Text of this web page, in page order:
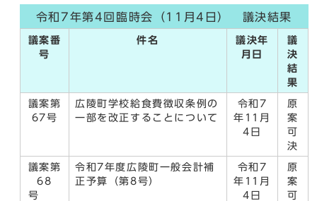
令和7年第4回臨時会（11月4日） 議決結果
議案番
号
件名
議決年
月日
議
決
結
果
議案第
67号
広陵町学校給食費徴収条例の
一部を改正することについて
令和7
年11月
4日
原
案
可
決
議案第
68
号
令和7年度広陵町一般会計補
正予算（第8号）
令和7
年11月
4日
原
案
可